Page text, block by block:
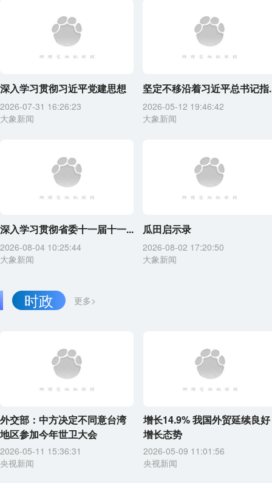
深入学习贯彻习近平党建思想
2026-07-31 16:26:23
大象新闻
坚定不移沿着习近平总书记指
2026-05-12 19:46:42
大象新闻
深入学习贯彻省委十一届十一...
2026-08-04 10:25:44
大象新闻
瓜田启示录
2026-08-02 17:20:50
大象新闻
更多>
时政
外交部：中方决定不同意台湾
地区参加今年世卫大会
2026-05-11 15:36:31
央视新闻
增长14.9% 我国外贸延续良好
增长态势
2026-05-09 11:01:56
央视新闻